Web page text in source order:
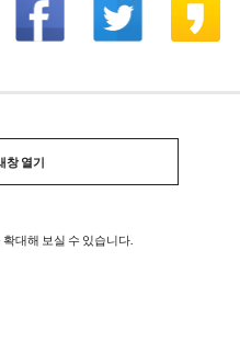
창 열기
대해 보실 수 있습니다.